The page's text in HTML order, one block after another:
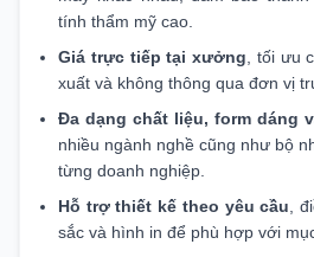
tính thẩm mỹ cao.
Giá trực tiếp tại xưởng , tối ưu
xuất và không thông qua đơn vị
Đa dạng chất liệu, form dáng
nhiều ngành nghề cũng như bộ
từng doanh nghiệp.
Hỗ trợ thiết kế theo yêu cầu ,
sắc và hình in để phù hợp với